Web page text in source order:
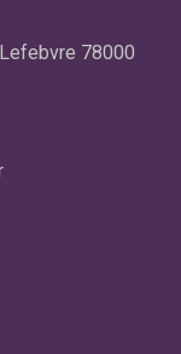
78000